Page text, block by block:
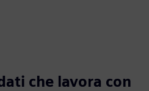
che lavora con